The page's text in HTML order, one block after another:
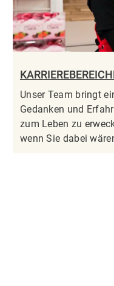
Unser Team bringt
Gedanken und
zum Leben zu
wenn Sie dabei